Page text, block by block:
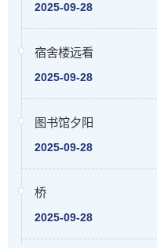
2025-09-28
宿舍楼远看
2025-09-28
图书馆夕阳
2025-09-28
桥
2025-09-28